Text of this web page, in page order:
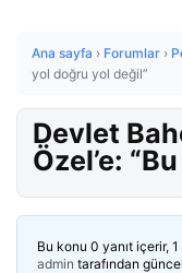
Ana sayfa › Forumlar ›
yol doğru yol değil”
Devlet
Özel’e:
Bu konu 0 yanıt içerir,
admin tarafından